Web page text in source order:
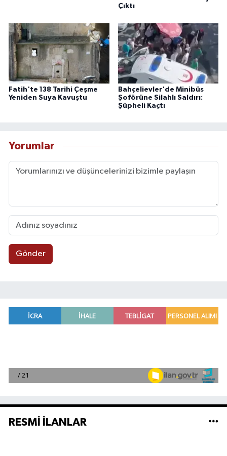
Çıktı
Fatih'te 138 Tarihi Çeşme
Yeniden Suya Kavuştu
Bahçelievler'de Minibüs
Şoförüne Silahlı Saldırı:
Şüpheli Kaçtı
Yorumlar
Gönder
RESMİ İLANLAR